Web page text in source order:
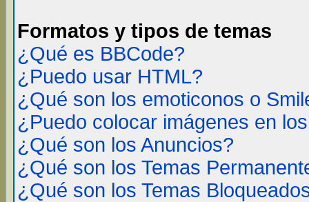
Formatos y tipos de temas
¿Qué es BBCode?
¿Puedo usar HTML?
¿Qué son los emoticonos o
¿Puedo colocar imágenes en
¿Qué son los Anuncios?
¿Qué son los Temas
¿Qué son los Temas